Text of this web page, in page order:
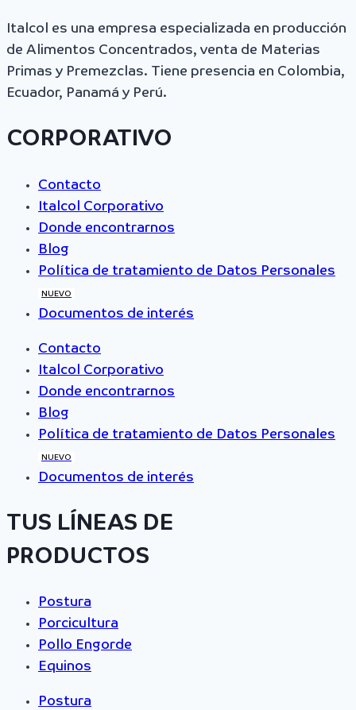
Italcol es una empresa especializada en producción
de Alimentos Concentrados, venta de Materias
Primas y Premezclas. Tiene presencia en Colombia,
Ecuador, Panamá y Perú.
CORPORATIVO
Contacto
Italcol Corporativo
Donde encontrarnos
Blog
Política de tratamiento de Datos Personales
NUEVO
Documentos de interés
Contacto
Italcol Corporativo
Donde encontrarnos
Blog
Política de tratamiento de Datos Personales
NUEVO
Documentos de interés
TUS LÍNEAS DE
PRODUCTOS
Postura
Porcicultura
Pollo Engorde
Equinos
Postura